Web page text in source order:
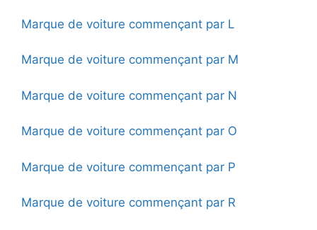
Marque de voiture commençant par L
Marque de voiture commençant par M
Marque de voiture commençant par N
Marque de voiture commençant par O
Marque de voiture commençant par P
Marque de voiture commençant par R